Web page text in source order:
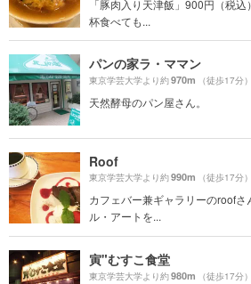
「豚肉入り天津飯」900円（税
杯食べても...
パンの家ラ・ママン
東京学芸大学より約970m （徒歩17分）
天然酵母のパン屋さん。
Roof
東京学芸大学より約990m （徒歩17分）
カフェバー兼ギャラリーのroof
ル・アートを...
寅"むすこ食堂
東京学芸大学より約980m （徒歩17分）